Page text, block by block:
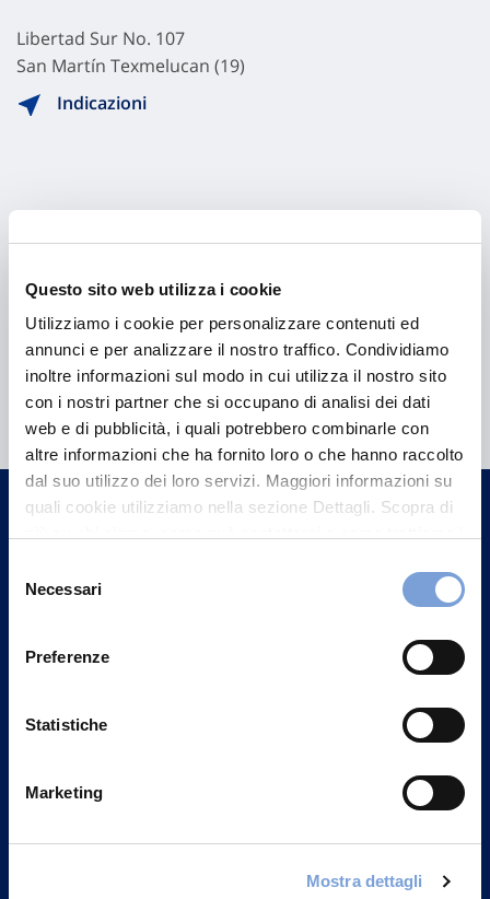
Questo sito web utilizza i cookie
Utilizziamo i cookie per personalizzare contenuti ed
annunci e per analizzare il nostro traffico. Condividiamo
inoltre informazioni sul modo in cui utilizza il nostro sito
con i nostri partner che si occupano di analisi dei dati
web e di pubblicità, i quali potrebbero combinarle con
altre informazioni che ha fornito loro o che hanno raccolto
dal suo utilizzo dei loro servizi. Maggiori informazioni su
quali cookie utilizziamo nella sezione Dettagli. Scopra di
può trovare nel footer del sito nella sezione "Informativa
delNecessari
Preferenze
Statistiche
Marketing
Mostra dettagli
Libertad Sur No. 107
San Martín Texmelucan (19)
Indicazioni
Hai bisogno di
informazioni?
Trova l'Agenzia più vicina a te e parla con
un nostro Agente.
Contattaci